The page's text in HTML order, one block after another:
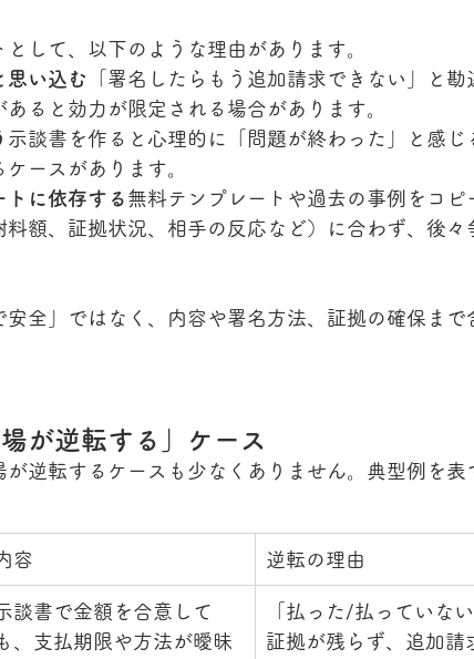
して、以下のような理由があります。
思い込む
「署名したらもう追加請求できない」と勘
ると効力が限定される場合があります。
示談書を作ると心理的に「問題が終わった」と感じ
ースがあります。
トに依存する 無料テンプレートや過去の事例をコピ
額、証拠状況、相手の反応など）に合わず、後々
全」ではなく、内容や署名方法、証拠の確保まで
が逆転する」ケース
逆転するケースも少なくありません。典型例を表
容 逆転の理由
談書で金額を合意して
、支払期限や方法が曖昧
「払った/払っていな
証拠が残らず、追加請